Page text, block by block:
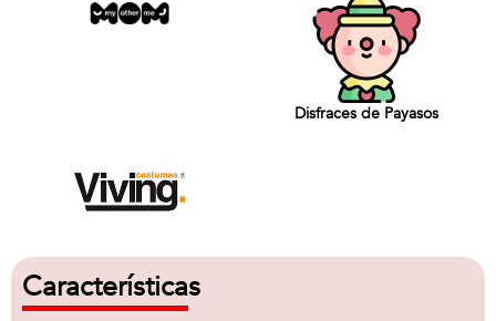
Disfraces de Payasos
Características